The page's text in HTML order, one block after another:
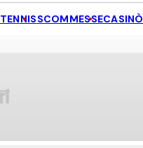
TENNISSCOMMESSECASINÒ